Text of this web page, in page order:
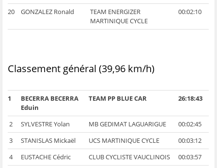
20
GONZALEZ Ronald
TEAM ENERGIZER
MARTINIQUE CYCLE
00:02:10
Classement général (39,96 km/h)
1
BECERRA BECERRA
Eduin
TEAM PP BLUE CAR 26:18:43
2 SYLVESTRE Yolan MB GEDIMAT LAGUARIGUE
00:02:45
3
STANISLAS Mickaël UCS MARTINIQUE CYCLE
00:03:12
4
EUSTACHE Cédric CLUB CYCLISTE VAUCLINOIS
00:03:57